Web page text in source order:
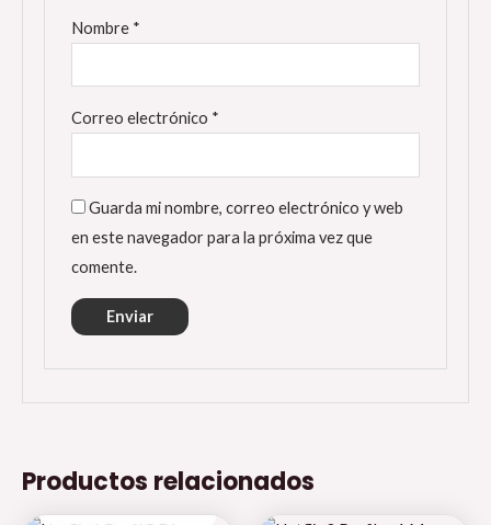
Nombre *
Correo electrónico *
Guarda mi nombre, correo electrónico y web
en este navegador para la próxima vez que
comente.
Productos relacionados